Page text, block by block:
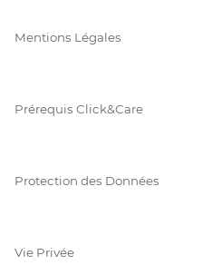
Mentions Légales
Prérequis Click&Care
Protection des Données
Vie Privée